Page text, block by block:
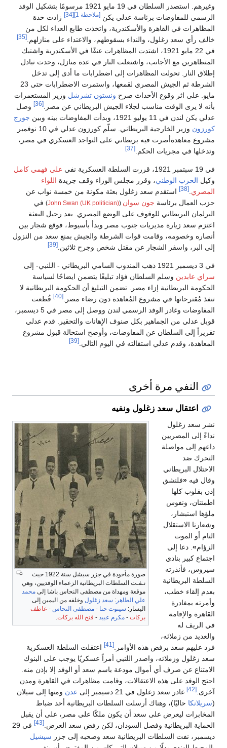
وغيرهم. استصدر السلطان في 19 مايو 1921 مرسومًا بتشكيل الوفد
الرسمي للمفاوضات برئاسة عدلي يكن [ملاحظة 1] [34]
زادت حدة
المظاهرات في القاهرة والأسكندرية، واتخذت طابع العداء لكل من
خالف رأي سعد زغلول، والنداء بسقوطهم، والاعتداء على منازلهم.[35]
في 22 مايو 1921، اشتدت المظاهرات عنفًا في الأسكندرية واشتبك
المتظاهرين مع الأجانب، واشتعلت النار في عدة منازل، وحدث تبادل
إطلاق النار. تحولت المظاهرات إلى اضطرابات ما أدى إلى تدخل
الشرطة ثم الجيش المصري لقمعها، واستمرت الاضطرابات حتى 23
مايو. على اثر وقوع الأحداث صرح ونستون تشرشل وزير المستعمرات
بأنه لا يرى الوقت مناسب لجلاء الجيش البريطاني عن مصر.[36]
وصل
عدلي يكن لندن في 11 يوليو 1921، وبدأت المفاوضات بينه وبين
جورج
كورزون
وزير الخارجية البريطاني. سلّم كورزون عدلي في 10 نوفمبر
مشروع معاهدةأصرت فيه بريطاني على التواجد العسكري في مصر،
وتدخلها في مجريات الحكم.[37]
في 19 سبتمبر 1921، قررت السلطة العسكرية نفي
علي فهمي كامل
وكيل الحزب الوطني، وقرر مجلس الوزاء وقف جريدة اللواء
المصري.
[38]
استقدم سعد زغلول بعثة مكونة من خمسة نواب عن
حزب العمال برئاسة جون سوان (
John Swan (UK politician)
) في
البرلمان البريطاني للوقوف على الوضع المصري. بعد رحيل البعثة
اعتزم سعد زيارة مديريات جنوب مصر وبدأ بأسيوط، فوقع شجار بين
أنصاره وخصومه، وقامت قوات الشرطة والجيش بمنع سعد من النزول
إلى البر، واسفر الشجار عن مقتل شخص وجرح ثلاثين.[39]
في 3 ديسمبر 1921 ذهب المندوب السامي البريطاني - اللنبي- إلى
سراي عابدين وسلم السلطان فؤاد تبليغًا يتضمن ايضاحًا لسياسة
الحكومة البريطانية إزاء مصر. تضمن التبليغ أن الحكومة البريطانية لا
تنفذ مُقترحاتها في مشروع المُعاهدة دون رضاء مصر.[40]
قُطعت
المفاوضات وغادر الوفد الرسمي لندن ووصل إلى مصر في 5 ديسمبر،
قوبل عدلي من الجماهير بكل صنوف الإهانات والتحقير. قدم عدلي
تقريراً إلى السلطان عن المفاوضات، وأوضح استحالة قبول مشروع
المعاهدة، وقدم عدلي استقالته في اليوم التالي.[39]
النفي مرة أخرى
اعتقال سعد زغلول ونفيه
صورة مأخوذة في جزر سيشل سنة 1922 حيث
نـفـت السلطات البريطانية الزعماء الوفديين، وهي
موقعة ومهداة من مصطفى النحاس باشا إلى محمد
علي الطاهر : سعد زغلول وخلفه من اليمين إلى
اليسار: سينوت حنا - مصطفى النحاس - عاطف
بركات - مكرم عبيد - فتح الله بركات.
نشر سعد زغلول
نداءً إلى المصريين
داعهم إلى مواصلة
التحرك ضد
الاحتلال البريطاني
وقال فيه «فلنشق
إذن بقلوب كلها
اطمئنان، ونفوس
ملؤها استبشار،
وشعارنا الاستقلال
التام أو الموت
الزؤام» . دعا إلى
اجتماع كبير بنادي
سيروس، فأنذرته
السلطة البريطانية
بعدم إلقاء خطب،
وأمرته بمغادرة
القاهرة والإقامة
في الريف له
والعديد من زملائه،
فرد عليهم سعد برفض هذه الأوامر.
[41]
اعتقلت السلطة العسكرية
سعد زغلول وزملائه، واصدر اللنبي أمراً عسكريًا يوجب على البنوك
الامتناع عن صرف أي أموال مودعة باسم سعد أو الوفد إلا بإذن منه.
احتج الوفد على هذه الاعتقالات، وقامت مظاهرات في القاهرة ومدن
آخرى. [42] غادر سعد زغلول في 21 دسيمبر إلى عدن ومنها إلى سيلان
(سريلانكا حاليًا)، وهناك أرسلت السلطات البريطانية أحد ضباط
المخابرات ليعرض على سعد أن يكون ملكًا على مصر، على أن يقبل
الحماية البريطانية وفصل السودان، لكن رفض سعد العرض. [43]
في 29
ديسمبر، نفت السلطات البريطانية سعد وصحبه إلى جزر سيشيل